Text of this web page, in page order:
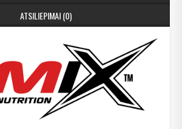
ATSILIEPIMAI (0)